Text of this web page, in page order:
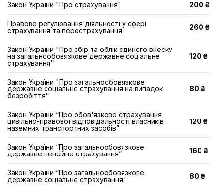
Закон України "Про страхування" 200 ₴
Правове регулювання діяльності у сфері
страхування та перестрахування
260 ₴
Закон України "Про збір та облік єдиного внеску
на загальнообовязкове державне соціальне
страхування''
120 ₴
Закон України "Про загальнообовязкове
державне соціальне страхування на випадок
безробіття''
80 ₴
Закон України “Про обов'язкове страхування
цивільно-правової відповідальності власників
наземних транспортних засобів”
120 ₴
Закон України “Про загальнообовязкове
державне пенсійне страхування”
160 ₴
Закон України “Про загальнообовязкове
державне соціальне страхування"
80 ₴